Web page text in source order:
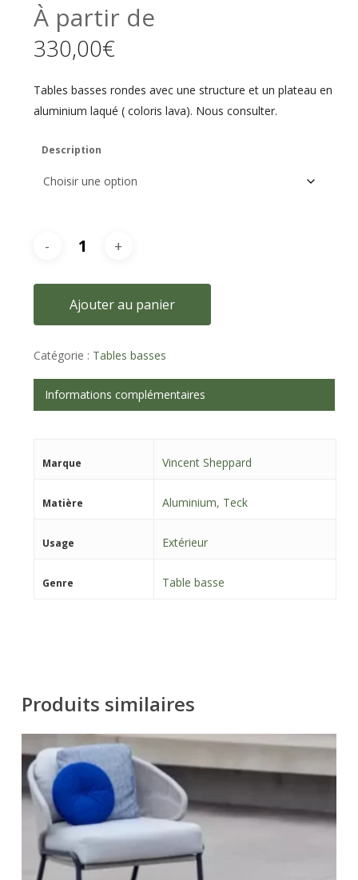
À partir de
330,00€
Tables basses rondes avec une structure et un plateau en
aluminium laqué ( coloris lava). Nous consulter.
Description
Ajouter au panier
Catégorie : Tables basses
Informations complémentaires
Marque Vincent Sheppard
Matière Aluminium, Teck
Usage Extérieur
Genre Table basse
Produits similaires